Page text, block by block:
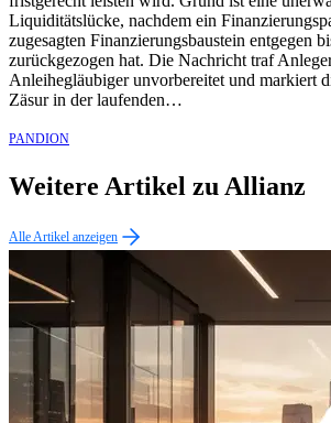
Liquiditätslücke, nachdem ein
zugesagten Finanzierungsbaustein entgegen
zurückgezogen hat. Die Nachricht traf
Anleihegläubiger unvorbereitet und markiert
Zäsur in der laufenden…
PANDION
Weitere Artikel zu Allianz
Alle Artikel anzeigen